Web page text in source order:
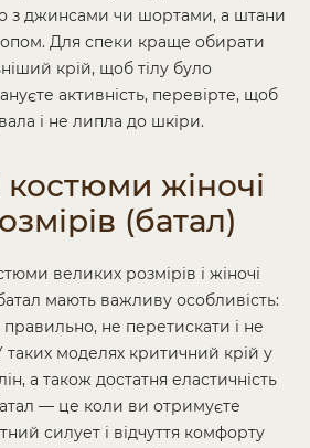
з джинсами чи шортами, а штани
Для спеки краще обирати
крій, щоб тілу було
активність, перевірте, щоб
і не липла до шкіри.
жіночі
(батал)
великих розмірів і жіночі
мають важливу особливість:
не перетискати і не
таких моделях критичний крій у
а також достатня еластичність
— це коли ви отримуєте
силует і відчуття комфорту